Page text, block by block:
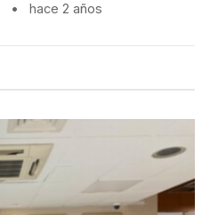
• hace 2 años